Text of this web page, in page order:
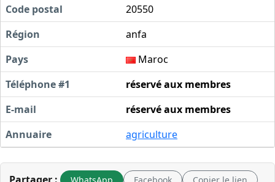
Code postal
20550
Région
anfa
Pays
Maroc
Téléphone #1
réservé aux membres
E-mail
réservé aux membres
Annuaire
agriculture
WhatsApp Facebook Copier le lien